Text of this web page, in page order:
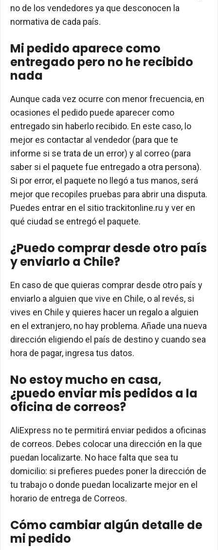
no de los vendedores ya que desconocen la
normativa de cada país.
Mi pedido aparece como
entregado pero no he recibido
nada
Aunque cada vez ocurre con menor frecuencia, en
ocasiones el pedido puede aparecer como
entregado sin haberlo recibido. En este caso, lo
mejor es contactar al vendedor (para que te
informe si se trata de un error) y al correo (para
saber si el paquete fue entregado a otra persona).
Si por error, el paquete no llegó a tus manos, será
mejor que recopiles pruebas para abrir una disputa.
Puedes entrar en el sitio trackitonline.ru y ver en
qué ciudad se entregó el paquete.
¿Puedo comprar desde otro país
y enviarlo a Chile?
En caso de que quieras comprar desde otro país y
enviarlo a alguien que vive en Chile, o al revés, si
vives en Chile y quieres hacer un regalo a alguien
en el extranjero, no hay problema. Añade una nueva
dirección eligiendo el país de destino y cuando sea
hora de pagar, ingresa tus datos.
No estoy mucho en casa,
¿puedo enviar mis pedidos a la
oficina de correos?
AliExpress no te permitirá enviar pedidos a oficinas
de correos. Debes colocar una dirección en la que
puedan localizarte. No hace falta que sea tu
domicilio: si prefieres puedes poner la dirección de
tu trabajo o donde puedan localizarte mejor en el
horario de entrega de Correos.
Cómo cambiar algún detalle de
mi pedido